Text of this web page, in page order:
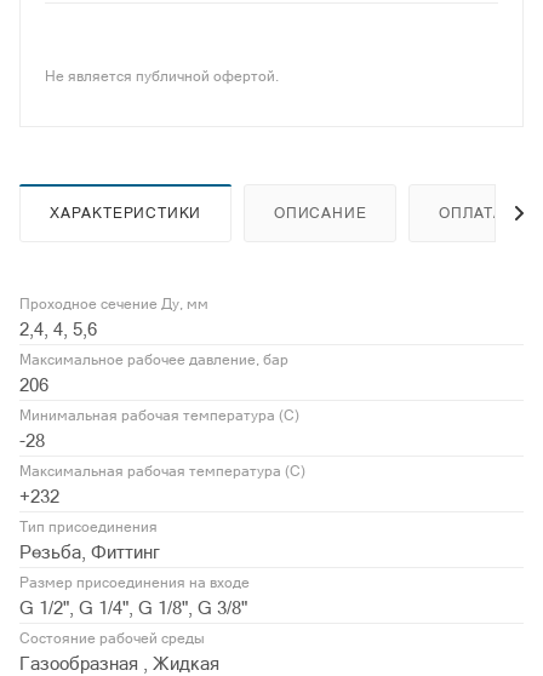
Не является публичной офертой.
ХАРАКТЕРИСТИКИ ОПИСАНИЕ ОПЛАТА
Проходное сечение Ду, мм
2,4, 4, 5,6
Максимальное рабочее давление, бар
206
Минимальная рабочая температура (С)
-28
Максимальная рабочая температура (С)
+232
Тип присоединения
Резьба, Фиттинг
Размер присоединения на входе
G 1/2", G 1/4", G 1/8", G 3/8"
Состояние рабочей среды
Газообразная , Жидкая